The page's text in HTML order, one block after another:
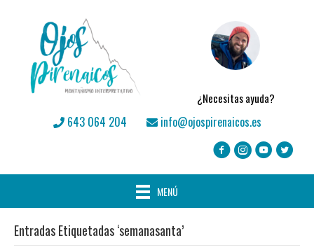
¿Necesitas ayuda?
643 064 204 info@ojospirenaicos.es
MENÚ
Entradas Etiquetadas ‘semanasanta’